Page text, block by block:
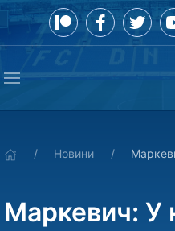
Новини
Маркевич: У